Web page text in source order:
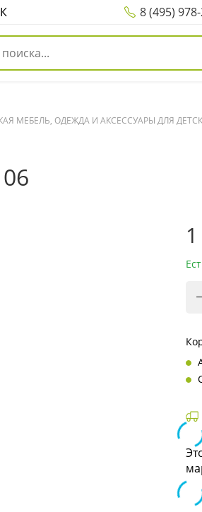
8 (495)
МЕБЕЛЬ, ОДЕЖДА И АКСЕССУАРЫ ДЛЯ